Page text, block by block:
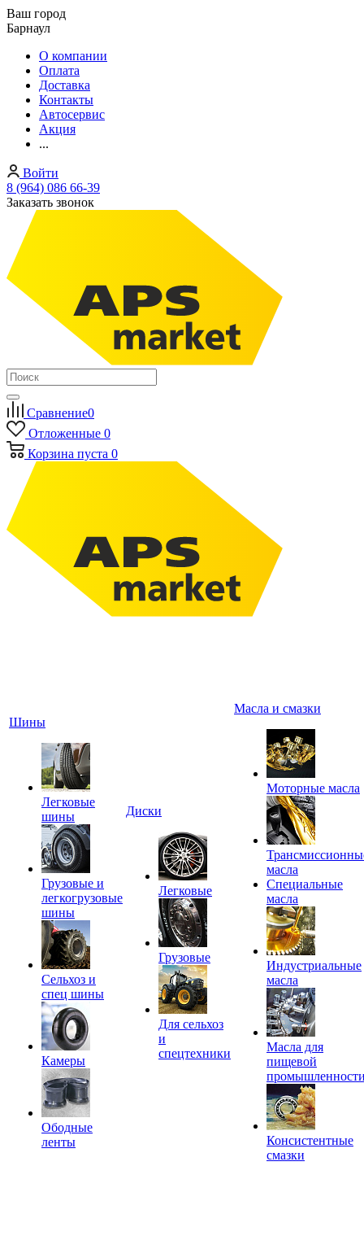
Ваш город
Барнаул
О компании
Оплата
Доставка
Контакты
Автосервис
Акция
...
Войти
8 (964) 086 66-39
Заказать звонок
Сравнение0
Отложенные 0
Корзина пуста 0
Шины
Легковые
шины
Грузовые и
легкогрузовые
шины
Сельхоз и
спец шины
Камеры
Ободные
ленты
Диски
Легковые
Грузовые
Для сельхоз
и
спецтехники
Масла и смазки
Моторные масла
масла
Специальные
масла
Индустриальные
масла
Масла для
пищевой
Консистентные
смазки